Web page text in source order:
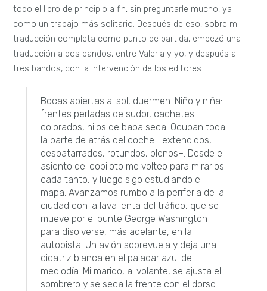
todo el libro de principio a fin, sin preguntarle mucho, ya
como un trabajo más solitario. Después de eso, sobre mi
traducción completa como punto de partida, empezó una
traducción a dos bandos, entre Valeria y yo, y después a
tres bandos, con la intervención de los editores.
Bocas abiertas al sol, duermen. Niño y niña:
frentes perladas de sudor, cachetes
colorados, hilos de baba seca. Ocupan toda
la parte de atrás del coche –extendidos,
despatarrados, rotundos, plenos–. Desde el
asiento del copiloto me volteo para mirarlos
cada tanto, y luego sigo estudiando el
mapa. Avanzamos rumbo a la periferia de la
ciudad con la lava lenta del tráfico, que se
mueve por el punte George Washington
para disolverse, más adelante, en la
autopista. Un avión sobrevuela y deja una
cicatriz blanca en el paladar azul del
mediodía. Mi marido, al volante, se ajusta el
sombrero y se seca la frente con el dorso